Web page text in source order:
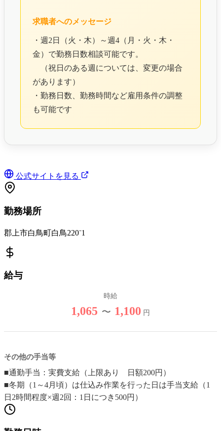
求職者へのメッセージ
・週2日（火・木）～週4（月・火・木・
金）で勤務日数相談可能です。
（祝日のある週については、変更の場合
があります）
・勤務日数、勤務時間など雇用条件の調整
も可能です
公式サイトを見る
勤務場所
郡上市白鳥町白鳥220⁻1
給与
時給
1,065 〜 1,100 円
その他の手当等
■通勤手当：実費支給（上限あり 日額200円）
■冬期（1～4月頃）は仕込み作業を行った日は手当支給（1
日2時間程度×週2回：1日につき500円）